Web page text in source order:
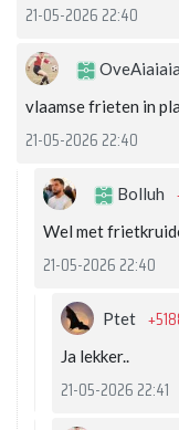
21-05-2026 22:40
vlaamse frieten in
21-05-2026 22:40
Bolluh
Wel met
21-05-2026 22:40
Ptet
Ja lekker..
21-05-2026 22:41